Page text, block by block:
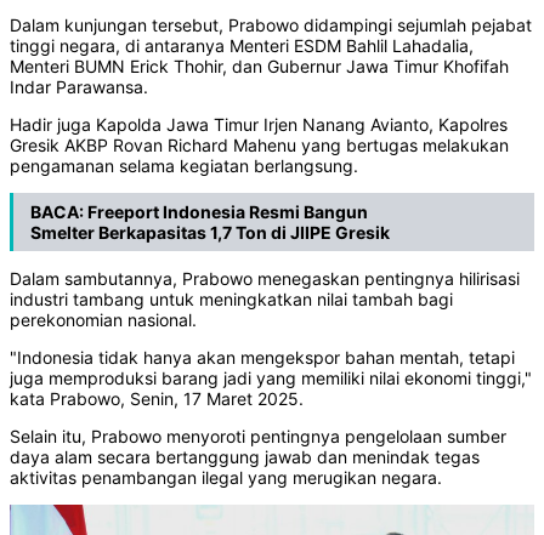
Dalam kunjungan tersebut, Prabowo didampingi sejumlah pejabat
tinggi negara, di antaranya Menteri ESDM Bahlil Lahadalia,
Menteri BUMN Erick Thohir, dan Gubernur Jawa Timur Khofifah
Indar Parawansa.
Hadir juga Kapolda Jawa Timur Irjen Nanang Avianto, Kapolres
Gresik AKBP Rovan Richard Mahenu yang bertugas melakukan
pengamanan selama kegiatan berlangsung.
BACA:Freeport Indonesia Resmi Bangun
Smelter Berkapasitas 1,7 Ton di JIIPE Gresik
Dalam sambutannya, Prabowo menegaskan pentingnya hilirisasi
industri tambang untuk meningkatkan nilai tambah bagi
perekonomian nasional.
"Indonesia tidak hanya akan mengekspor bahan mentah, tetapi
juga memproduksi barang jadi yang memiliki nilai ekonomi tinggi,"
kata Prabowo, Senin, 17 Maret 2025.
Selain itu, Prabowo menyoroti pentingnya pengelolaan sumber
daya alam secara bertanggung jawab dan menindak tegas
aktivitas penambangan ilegal yang merugikan negara.